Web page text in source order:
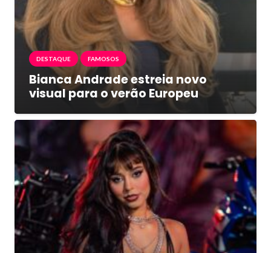
DESTAQUE FAMOSOS
Bianca Andrade estreia novo
visual para o verão Europeu